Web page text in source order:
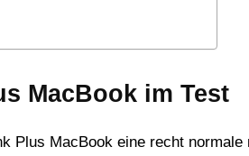
MacBook im Test
Plus MacBook eine recht normale